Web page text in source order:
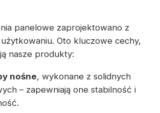
panelowe zaprojektowano z
użytkowaniu. Oto kluczowe cechy,
nasze produkty:
nośne, wykonane z solidnych
– zapewniają one stabilność i